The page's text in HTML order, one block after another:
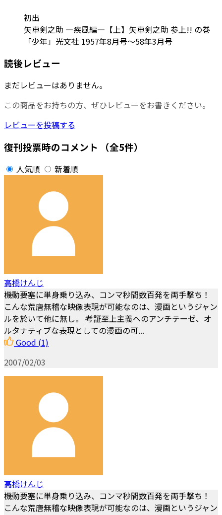
初出
矢車剣之助 ―疾風編―【上】矢車剣之助 参上!! の巻
「少年」光文社 1957年8月号～58年3月号
読後レビュー
まだレビューはありません。
この商品をお持ちの方、ぜひレビューをお書きください。
レビューを投稿する
復刊投票時のコメント （全5件）
人気順 新着順
高橋けんじ
機動要塞に単身乗り込み、コンマ秒間数百発を両手撃ち！
こんな荒唐無稽な映像表現が可能なのは、漫画というジャン
ルを於いて他に無し。 考証至上主義へのアンチテーゼ、オ
ルタナティブな表現としての漫画の可...
Good (1)
2007/02/03
高橋けんじ
機動要塞に単身乗り込み、コンマ秒間数百発を両手撃ち！
こんな荒唐無稽な映像表現が可能なのは、漫画というジャン